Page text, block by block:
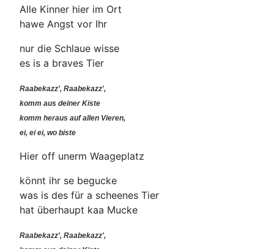
Alle Kinner hier im Ort
hawe Angst vor Ihr
nur die Schlaue wisse
es is a braves Tier
Raabekazz', Raabekazz',
komm aus deiner Kiste
komm heraus auf allen Vieren,
ei, ei ei, wo biste
Hier off unerm Waageplatz
könnt ihr se begucke
was is des für a scheenes Tier
hat überhaupt kaa Mucke
Raabekazz', Raabekazz',